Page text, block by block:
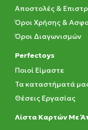
Αποστολές &
Όροι Χρήσης &
Όροι Διαγωνισμών
Perfectoys
Ποιοί Είμαστε
Τα καταστήματά
Θέσεις Εργασίας
Λίστα Καρτών Με